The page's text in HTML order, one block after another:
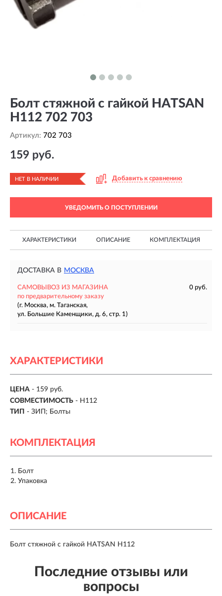
Болт стяжной с гайкой HATSAN
H112 702 703
Артикул: 702 703
159 руб.
НЕТ В НАЛИЧИИ Добавить к сравнению
УВЕДОМИТЬ О ПОСТУПЛЕНИИ
ХАРАКТЕРИСТИКИ ОПИСАНИЕ КОМПЛЕКТАЦИЯ
ДОСТАВКА В МОСКВА
САМОВЫВОЗ ИЗ МАГАЗИНА
0 руб.
по предварительному заказу
(г. Москва, м. Таганская,
ул. Большие Каменщики, д. 6, стр. 1)
ХАРАКТЕРИСТИКИ
ЦЕНА - 159 руб.
СОВМЕСТИМОСТЬ - H112
ТИП - ЗИП; Болты
КОМПЛЕКТАЦИЯ
Болт
Упаковка
ОПИСАНИЕ
Болт стяжной с гайкой HATSAN H112
Последние отзывы или
вопросы